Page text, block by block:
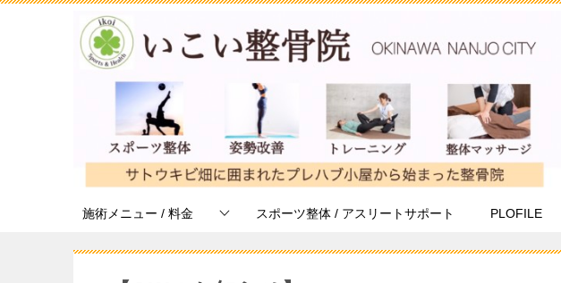
施術メニュー / 料金 スポーツ整体 / アスリートサポート PLOFILE